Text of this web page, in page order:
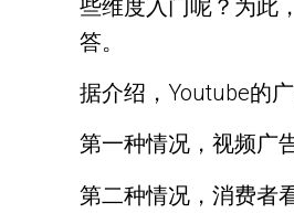
些维度入门呢？为此
答。
据介绍，Youtube的
第一种情况，视频广
第二种情况，消费者